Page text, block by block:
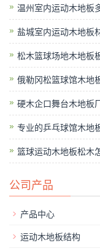
康纳体育设计了
表面处理系统，专
氨酯运动地板和硫
板。
自1872年以来，
发领域处于**地位
标准。为14个NBA
二ROBBINS 罗宾
温州室内运动木地板
盐城室内运动木地板
松木篮球场地木地板
俄勒冈松篮球馆木地
硬木企口舞台木地板
专业的乒乓球馆木地
篮球运动木地板松木
公司产品
产品中心
运动木地板结构